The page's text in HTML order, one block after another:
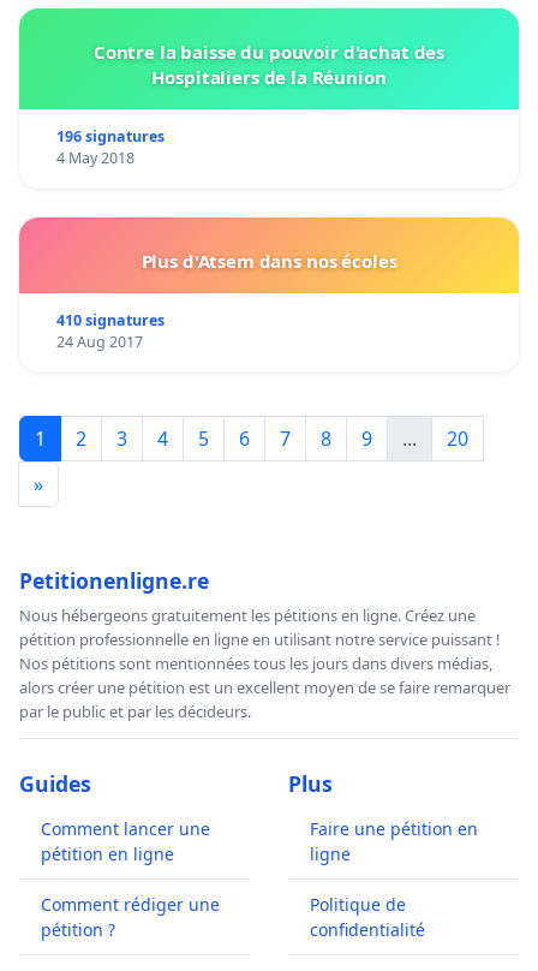
Contre la baisse du pouvoir d'achat des
Hospitaliers de la Réunion
196 signatures
4 May 2018
Plus d'Atsem dans nos écoles
410 signatures
24 Aug 2017
1 2 3 4 5 6 7 8 9 ...
20
»
Petitionenligne.re
Nous hébergeons gratuitement les pétitions en ligne. Créez une
pétition professionnelle en ligne en utilisant notre service puissant !
Nos pétitions sont mentionnées tous les jours dans divers médias,
alors créer une pétition est un excellent moyen de se faire remarquer
par le public et par les décideurs.
Guides
Comment lancer une
pétition en ligne
Comment rédiger une
pétition ?
Plus
Faire une pétition en
ligne
Politique de
confidentialité